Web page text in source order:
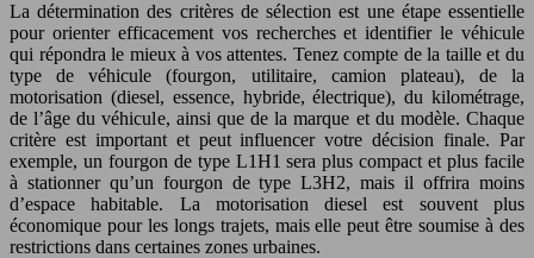
La détermination des critères de sélection est une étape essentielle
pour orienter efficacement vos recherches et identifier le véhicule
qui répondra le mieux à vos attentes. Tenez compte de la taille et du
type de véhicule (fourgon, utilitaire, camion plateau), de la
motorisation (diesel, essence, hybride, électrique), du kilométrage,
de l’âge du véhicule, ainsi que de la marque et du modèle. Chaque
critère est important et peut influencer votre décision finale. Par
exemple, un fourgon de type L1H1 sera plus compact et plus facile
à stationner qu’un fourgon de type L3H2, mais il offrira moins
d’espace habitable. La motorisation diesel est souvent plus
économique pour les longs trajets, mais elle peut être soumise à des
restrictions dans certaines zones urbaines.